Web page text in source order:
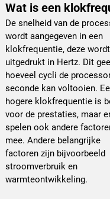
Wat is een
De snelheid van de
wordt aangegeven in een
klokfrequentie, deze wordt
uitgedrukt in Hertz. Dit
hoeveel cycli de
seconde kan voltooien.
hogere klokfrequentie is
voor de prestaties, maar
spelen ook andere
mee. Andere belangrijke
factoren zijn bijvoorbeeld
stroomverbruik en
warmteontwikkeling.